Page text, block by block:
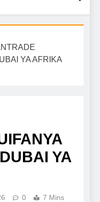
burudani kwa Kiswahili,
YA AFRIKA
YA
0 7 Mins